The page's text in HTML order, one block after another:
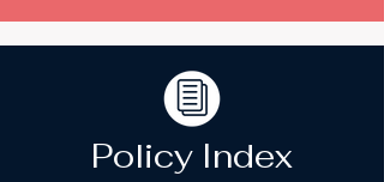
Policy Index